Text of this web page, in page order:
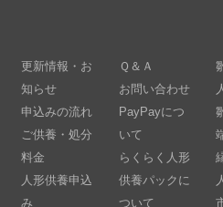
更新情報・お
知らせ
申込みの流れ
ご供養・処分
料金
人形供養申込
み
Ｑ＆Ａ
お問い合わせ
PayPayにつ
いて
らくらく人形
供養パックに
ついて